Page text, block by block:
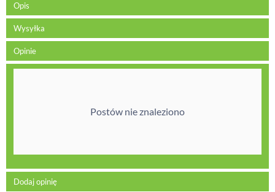
Opis
Wysyłka
Opinie
Postów nie znaleziono
Dodaj opinię